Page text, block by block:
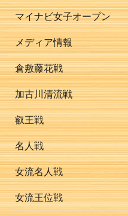
マイナビ女子オープン
メディア情報
倉敷藤花戦
加古川清流戦
叡王戦
名人戦
女流名人戦
女流王位戦